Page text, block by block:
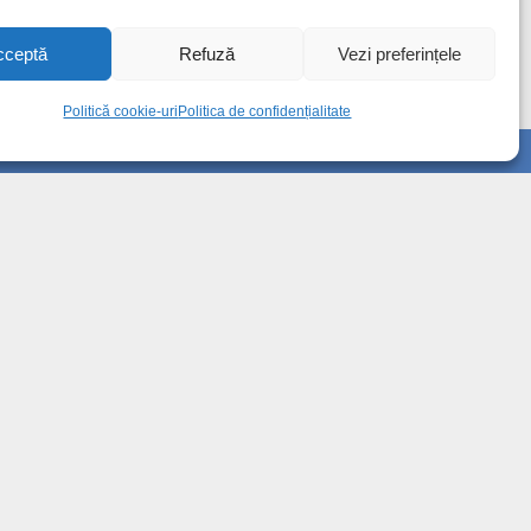
Refuză Vezi preferințele
Politică cookie-uri Politica de confidențialitate